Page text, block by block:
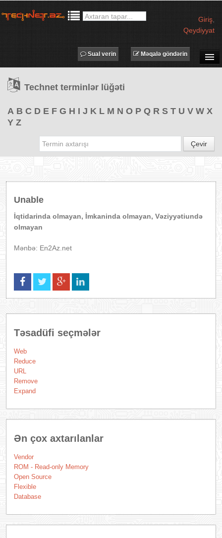
Giriş
Qeydiyyat
TƏDBİRLƏR
PROQRAMLAR
Məqalə göndərin
Sual verin
Technet terminlər lüğəti
A B C D E F G H I J K L M N O P Q R S T U V W X
Y Z
Çevir
Unable
İqtidarinda olmayan, İmkaninda olmayan, Vəziyyətiundə
olmayan
Mənbə: En2Az.net
Təsadüfi seçmələr
Web
Reduce
URL
Remove
Expand
Ən çox axtarılanlar
Vendor
ROM - Read-only Memory
Open Source
Flexible
Database